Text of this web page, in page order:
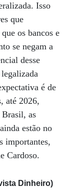
Isso
que
os bancos e
se negam a
desse
é de
até 2026,
as
estão no
importantes,
Cardoso.
Dinheiro)